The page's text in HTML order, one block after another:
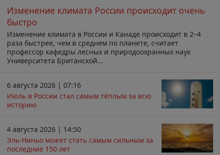
Изменение климата России происходит очень
быстро
Изменение климата в России и Канаде происходит в 2–4
раза быстрее, чем в среднем по планете, считает
профессор кафедры лесных и природоохранных наук
Университета Британской...
6 августа 2026 | 07:16
Июль в России стал самым тёплым за всю
историю
4 августа 2026 | 14:50
Эль-Ниньо может стать самым сильным за
последние 150 лет